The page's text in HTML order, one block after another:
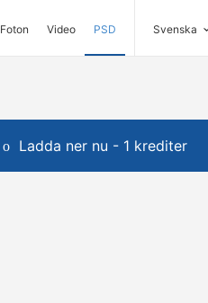
Foton Video PSD Svenska
Ladda ner nu - 1 krediter